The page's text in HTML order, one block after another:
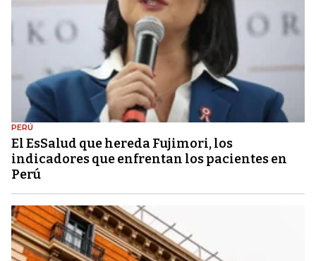
PERÚ
El EsSalud que hereda Fujimori, los
indicadores que enfrentan los pacientes en
Perú